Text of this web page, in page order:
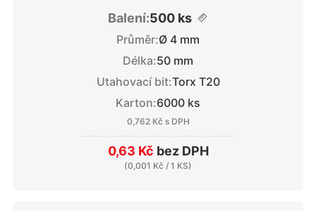
Balení:500 ks
Průměr:Ø 4 mm
Délka:50 mm
Utahovací bit:Torx T20
Karton:6000 ks
0,762 Kč s DPH
0,63 Kč bez DPH
(0,001 Kč / 1 KS)